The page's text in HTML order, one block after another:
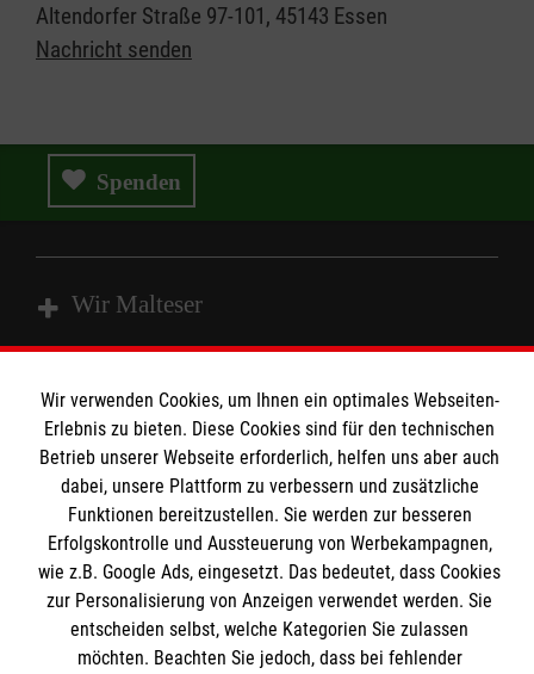
Altendorfer Straße 97-101, 45143 Essen
Nachricht senden
Spenden
Wir Malteser
Spenden und Helfen
Angebote und Leistungen
Unsere Kurse
Mitarbeiten & Stellenangebote
Wir Malteser
Informationen
Kontakt
Impressum
Datenschutz
Malteser online
Malteserorden
Wir verwenden Cookies, um Ihnen ein optimales Webseiten-
Erlebnis zu bieten. Diese Cookies sind für den technischen
Betrieb unserer Webseite erforderlich, helfen uns aber auch
dabei, unsere Plattform zu verbessern und zusätzliche
Funktionen bereitzustellen. Sie werden zur besseren
Erfolgskontrolle und Aussteuerung von Werbekampagnen,
wie z.B. Google Ads, eingesetzt. Das bedeutet, dass Cookies
zur Personalisierung von Anzeigen verwendet werden. Sie
entscheiden selbst, welche Kategorien Sie zulassen
möchten. Beachten Sie jedoch, dass bei fehlender